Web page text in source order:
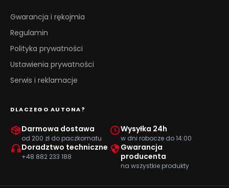
Gwarancja i rękojmia
Regulamin
Polityka prywatności
Ustawienia prywatności
Serwis i reklamacje
DLACZEGO AUTONA?
Darmowa dostawa
od 200 zł do paczkomatu
Wysyłka 24h
w dni robocze do 14:00
Doradztwo techniczne
+48 882 233 188
Gwarancja
producenta
na wszystkie produkty